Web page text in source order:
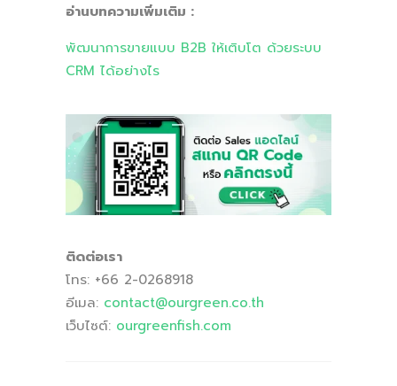
อ่านบทความเพิ่มเติม :
พัฒนาการขายแบบ B2B ให้เติบโต ด้วยระบบ
CRM ได้อย่างไร
ติดต่อเรา
โทร: +66 2-0268918
อีเมล: contact@ourgreen.co.th
เว็บไซต์: ourgreenfish.com